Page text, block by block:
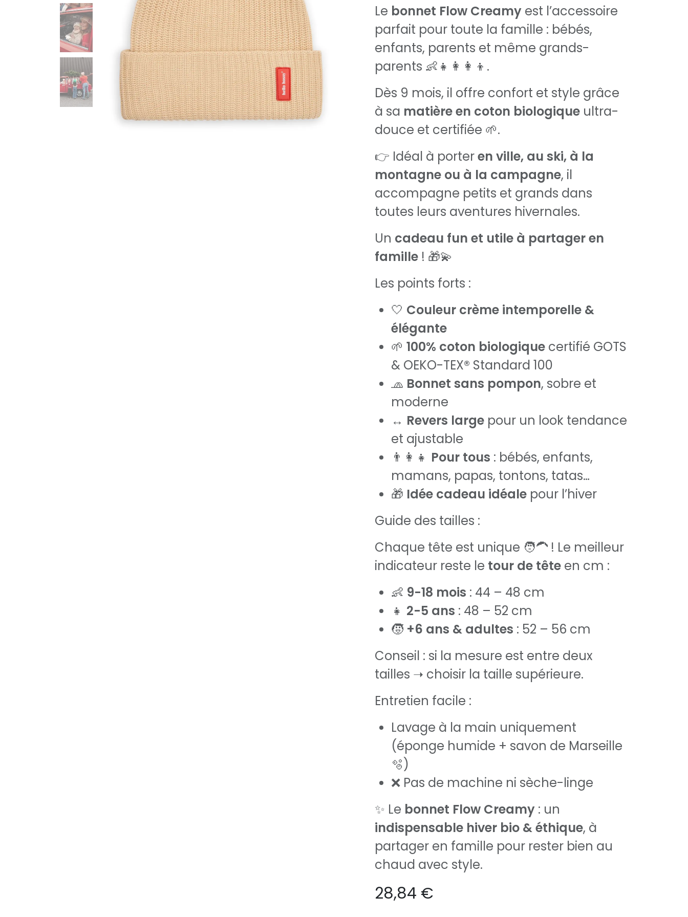
Le bonnet Flow Creamy est l’accessoire
parfait pour toute la famille : bébés,
enfants, parents et même grands-
parents 👶👧👩‍👩‍👦.
Dès 9 mois, il offre confort et style grâce
à sa matière en coton biologique ultra-
douce et certifiée 🌱.
👉 Idéal à porteren ville, au ski, à la
montagne ou à la campagne, il
accompagne petits et grands dans
toutes leurs aventures hivernales.
Un cadeau fun et utile à partager en
famille ! 🎁💫
Les points forts :
🤍 Couleur crème intemporelle &
élégante
🌱 100% coton biologique certifié GOTS
& OEKO-TEX® Standard 100
🧢 Bonnet sans pompon, sobre et
moderne
↔️ Revers large pour un look tendance
et ajustable
👨‍👩‍👧 Pour tous : bébés, enfants,
mamans, papas, tontons, tatas…
🎁 Idée cadeau idéale pour l’hiver
Guide des tailles :
Chaque tête est unique 🧑‍🦱 ! Le meilleur
indicateur reste le tour de tête en cm :
👶 9-18 mois : 44 – 48 cm
👧 2-5 ans : 48 – 52 cm
🧒 +6 ans & adultes : 52 – 56 cm
Conseil : si la mesure est entre deux
tailles ➝ choisir la taille supérieure.
Entretien facile :
Lavage à la main uniquement
(éponge humide + savon de Marseille
🫧)
❌ Pas de machine ni sèche-linge
✨ Le bonnet Flow Creamy : un
indispensable hiver bio & éthique, à
partager en famille pour rester bien au
chaud avec style.
28,84 €